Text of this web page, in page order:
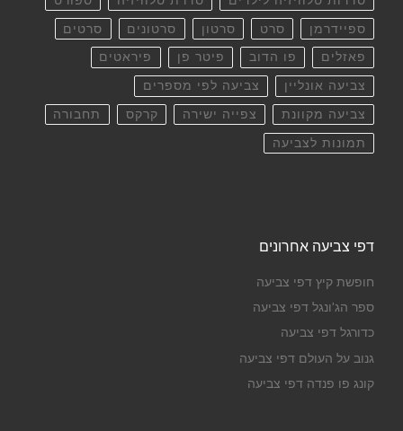
ספיידרמן סרט סרטון סרטונים סרטים
פאזלים פו הדוב פיטר פן פיראטים
צביעה אונליין צביעה לפי מספרים
צביעה מקוונת צפייה ישירה קרקס תחבורה
תמונות לצביעה
דפי צביעה אחרונים
חופשת קיץ דפי צביעה
ספר הג'ונגל דפי צביעה
כדורגל דפי צביעה
גנוב על העולם דפי צביעה
קונג פו פנדה דפי צביעה